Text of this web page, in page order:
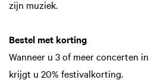
zijn muziek.
Bestel met korting
Wanneer u 3 of meer concerten
krijgt u 20% festivalkorting.